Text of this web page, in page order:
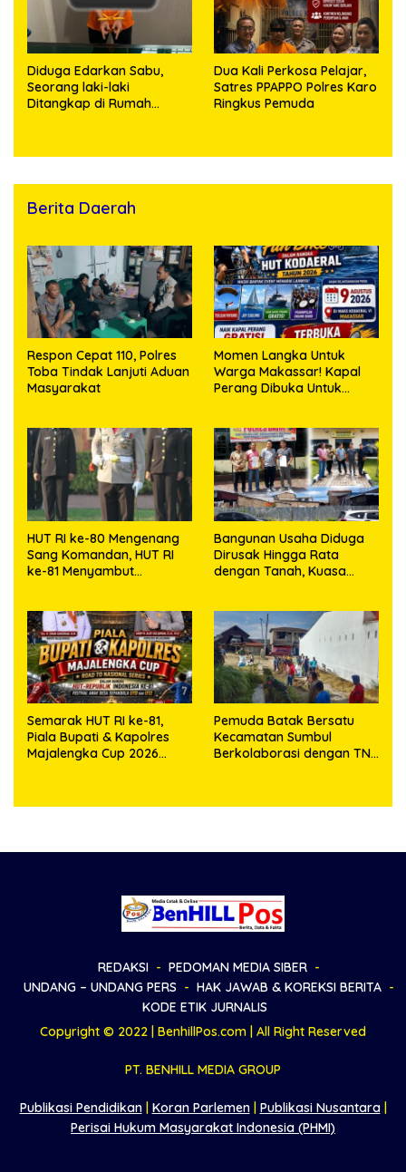
Diduga Edarkan Sabu,
Seorang laki-laki
Ditangkap di Rumah
Dua Kali Perkosa Pelajar,
Satres PPAPPO Polres Karo
Ringkus Pemuda
Berita Daerah
Respon Cepat 110, Polres
Toba Tindak Lanjuti Aduan
Masyarakat
Momen Langka Untuk
Warga Makassar! Kapal
Perang Dibuka Untuk
HUT RI ke-80 Mengenang
Sang Komandan, HUT RI
ke-81 Menyambut
Bangunan Usaha Diduga
Dirusak Hingga Rata
dengan Tanah, Kuasa
Tempuh Jalur Hukum
Semarak HUT RI ke-81,
Piala Bupati & Kapolres
Majalengka Cup 2026
Pemuda Batak Bersatu
Kecamatan Sumbul
Berkolaborasi dengan TNI
REDAKSI
PEDOMAN MEDIA SIBER
UNDANG – UNDANG PERS
HAK JAWAB & KOREKSI BERITA
KODE ETIK JURNALIS
Copyright © 2022 | BenhillPos.com | All Right Reserved
PT. BENHILL MEDIA GROUP
Publikasi Pendidikan| Koran Parlemen| Publikasi Nusantara|
Perisai Hukum Masyarakat Indonesia (PHMI)